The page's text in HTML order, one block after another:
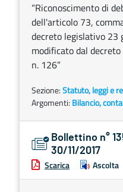
“Riconoscimento di
dell'articolo 73,
decreto legislativo 23
modificato dal
n. 126”
Sezione:Statuto, leggi e
Argomenti: Bilancio,
Bollettino n°
30/11/2017
Scarica Ascolta